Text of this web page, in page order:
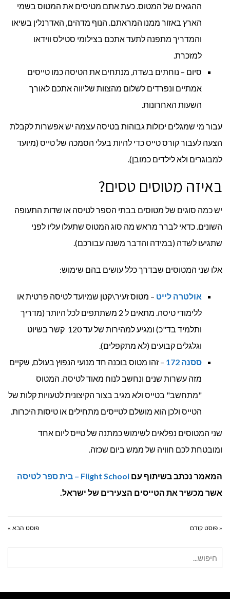
ההגאים של המטוס. כעת אתם מטיסים את המטוס בשמי
הארץ באזור ממנו המראתם. הנוף מדהים, האדרנלין בשיאו
והמדריך מתפנה לתעד אתכם בצילומי סטילס ווידאו
למזכרת.
סיום – נוחתים בשדה, מנתחים את הטיסה כמו טייסים
אמתיים ונפרדים לשלום מהצוות שליווה אתכם לאורך
השעות האחרונות.
עבור מי שמגלים יכולות גבוהות בטיסה עצמה יש אפשרות לקבלת
הצעה לעבור קורס טייס כדי להיות בעלי הסמכה של טייס (מיועד
למבוגרים ולא לילדים כמובן).
באיזה מטוסים טסים?
יש כמה סוגים של מטוסים בבתי הספר לטיסה או שדות התעופה
השונים. כדאי לברר מראש מה סוג המטוס שתעלו עליו לפני
שתגיעו לשדה (במידה והדבר משנה עבורכם).
אלו שני המטוסים שבדרך כלל עושים בהם שימוש:
אולטרה לייט – מטוס זעיר\קטן שמיועד לטיסה פרטית או
ללימודי טיסה. מתאים ל 2 משתתפים לכל היותר (מדריך
ותלמיד בד"כ) ומגיע למהירות של עד 120 קשר בשיוט
וגלגלים קבועים (לא מתקפלים).
ססנה 172
– זהו מטוס בוכנה חד מנועי הנפוץ בעולם, שקיים
מזה עשרות שנים ונחשב לנוח מאוד לטיסה. המטוס
"מתחשב" בטייס ולא מגיב בצור הקיצונית לטעויות קלות של
הטייס ולכן הוא מושלם לטייסים מתחילים או טיסות היכרות.
שני המטוסים נפלאים לשימוש כמתנה של טייס ליום אחד
ומובטחת לכם חוויה של ממש ביום שכזה.
המאמר נכתב בשיתוף עם Flight School – בית ספר לטיסה
אשר מכשיר את הטייסים הצעירים של ישראל.
« פוסט קודם פוסט הבא »
עבור: